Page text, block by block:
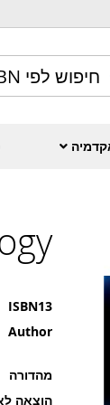
ISBN13
Author
מהדורה
הוצאה